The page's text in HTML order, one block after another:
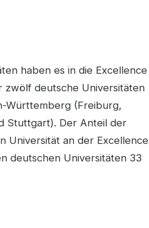
haben es in die Excellence
zwölf deutsche Universitäten
Württemberg (Freiburg,
Stuttgart). Der Anteil der
Universität an der Excellence
deutschen Universitäten 33